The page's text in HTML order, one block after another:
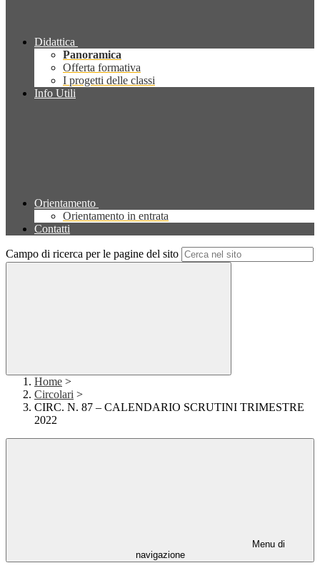
Didattica
Panoramica
Offerta formativa
I progetti delle classi
Info Utili
Orientamento
Orientamento in entrata
Contatti
Campo di ricerca per le pagine del sito
Home >
Circolari >
CIRC. N. 87 – CALENDARIO SCRUTINI TRIMESTRE
2022
Menu di
navigazione